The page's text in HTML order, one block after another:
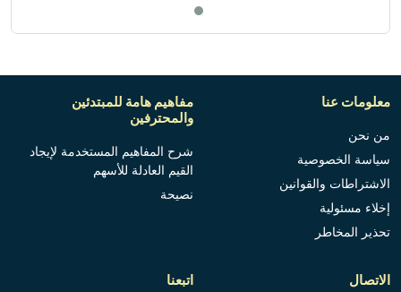
معلومات عنا
من نحن
سياسة الخصوصية
الاشتراطات والقوانين
إخلاء مسئولية
تحذير المخاطر
مفاهيم هامة للمبتدئين
والمحترفين
شرح المفاهيم المستخدمة لإيجاد
القيم العادلة للأسهم
نصيحة
الاتصال اتبعنا